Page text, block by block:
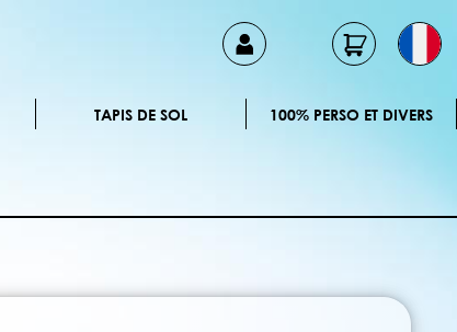
TAPIS DE SOL 100% PERSO ET DIVERS